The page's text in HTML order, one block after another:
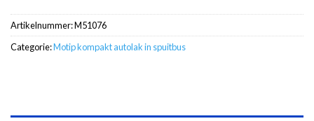
Artikelnummer:M51076
Categorie:Motip kompakt autolak in spuitbus